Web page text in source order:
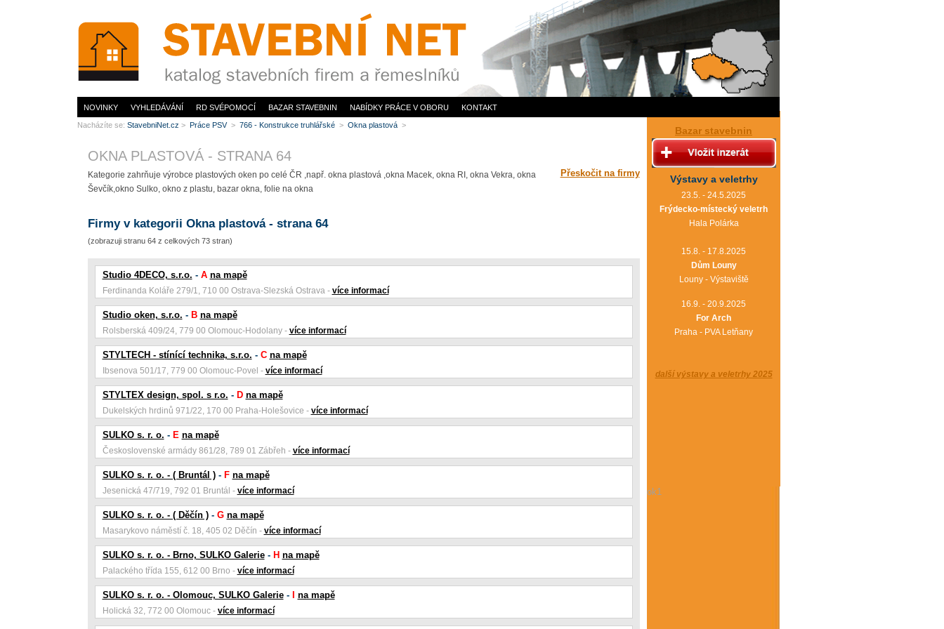
OKNA PLASTOVÁ - STRANA 64
Přeskočit na firmy
Kategorie zahrňuje výrobce plastových oken po celé ČR ,např. okna plastová ,okna Macek, okna RI, okna Vekra, okna
Ševčík,okno Sulko, okno z plastu, bazar okna, folie na okna
Firmy v kategorii Okna plastová - strana 64
(zobrazuji stranu 64 z celkových 73 stran)
Studio 4DECO, s.r.o. - A na mapě
Ferdinanda Koláře 279/1, 710 00 Ostrava-Slezská Ostrava - více informací
Studio oken, s.r.o. - B na mapě
Rolsberská 409/24, 779 00 Olomouc-Hodolany - více informací
STYLTECH - stínící technika, s.r.o. - C na mapě
Ibsenova 501/17, 779 00 Olomouc-Povel - více informací
STYLTEX design, spol. s r.o. - D na mapě
Dukelských hrdinů 971/22, 170 00 Praha-Holešovice - více informací
SULKO s. r. o. - E na mapě
Československé armády 861/28, 789 01 Zábřeh - více informací
SULKO s. r. o. - ( Bruntál )- F na mapě
Jesenická 47/719, 792 01 Bruntál - více informací
SULKO s. r. o. - ( Děčín )- G na mapě
Masarykovo náměstí č. 18, 405 02 Děčín - více informací
SULKO s. r. o. - Brno, SULKO Galerie- H na mapě
Palackého třída 155, 612 00 Brno - více informací
SULKO s. r. o. - Olomouc, SULKO Galerie- na mapě
Holická 32, 772 00 Olomouc - více informací
Bazar stavebnin
Výstavy a veletrhy
23.5. - 24.5.2025
Frýdecko-místecký veletrh
Hala Polárka
15.8. - 17.8.2025
Dům Louny
Louny - Výstaviště
16.9. - 20.9.2025
For Arch
Praha - PVA Letňany
další výstavy a veletrhy 2025
ok1
NOVINKY VYHLEDÁVÁNÍ RD SVÉPOMOCÍ BAZAR STAVEBNIN NABÍDKY PRÁCE V OBORU KONTAKT
Nacházíte se: StavebniNet.cz > Práce PSV > 766 - Konstrukce truhlářské > Okna plastová >